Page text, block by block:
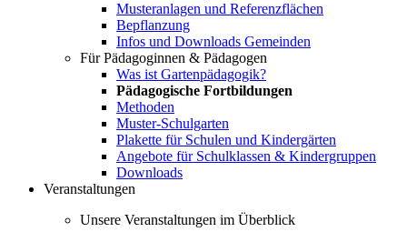
Musteranlagen und Referenzflächen
Bepflanzung
Infos und Downloads Gemeinden
Für Pädagoginnen & Pädagogen
Was ist Gartenpädagogik?
Pädagogische Fortbildungen
Methoden
Muster-Schulgarten
Plakette für Schulen und Kindergärten
Angebote für Schulklassen & Kindergruppen
Downloads
Veranstaltungen
Unsere Veranstaltungen im Überblick